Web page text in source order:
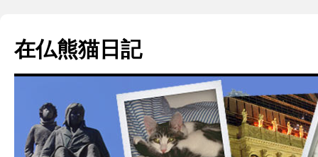
在仏熊猫日記